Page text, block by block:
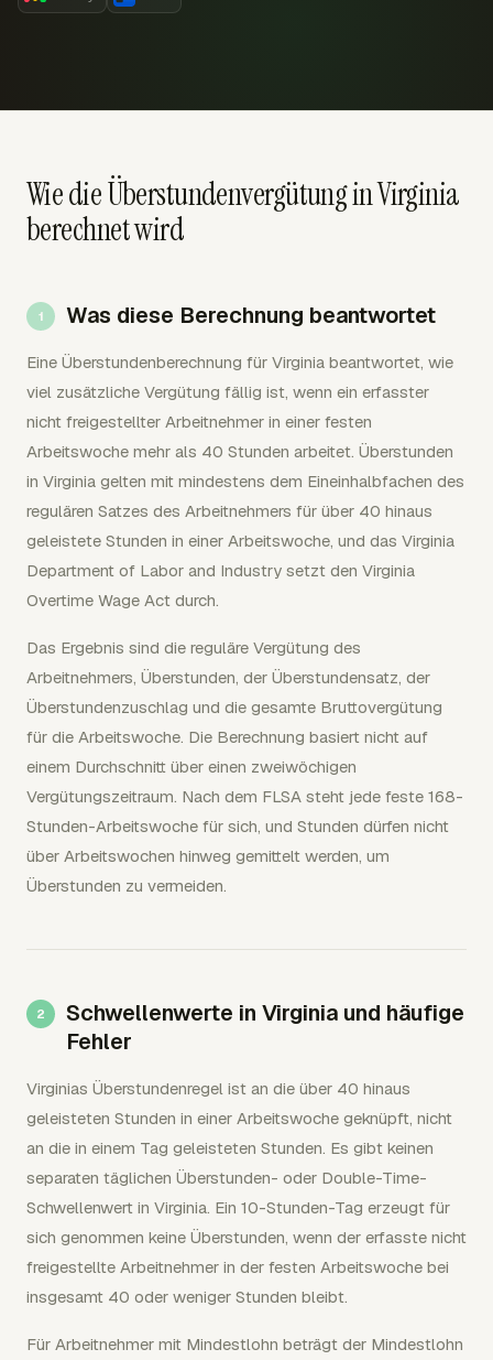
Wie die Überstundenvergütung in Virginia
berechnet wird
Was diese Berechnung beantwortet
Eine Überstundenberechnung für Virginia beantwortet, wie
viel zusätzliche Vergütung fällig ist, wenn ein erfasster
nicht freigestellter Arbeitnehmer in einer festen
Arbeitswoche mehr als 40 Stunden arbeitet. Überstunden
in Virginia gelten mit mindestens dem Eineinhalbfachen des
regulären Satzes des Arbeitnehmers für über 40 hinaus
geleistete Stunden in einer Arbeitswoche, und das Virginia
Department of Labor and Industry setzt den Virginia
Overtime Wage Act durch.
Das Ergebnis sind die reguläre Vergütung des
Arbeitnehmers, Überstunden, der Überstundensatz, der
Überstundenzuschlag und die gesamte Bruttovergütung
für die Arbeitswoche. Die Berechnung basiert nicht auf
einem Durchschnitt über einen zweiwöchigen
Vergütungszeitraum. Nach dem FLSA steht jede feste 168-
Stunden-Arbeitswoche für sich, und Stunden dürfen nicht
über Arbeitswochen hinweg gemittelt werden, um
Überstunden zu vermeiden.
Schwellenwerte in Virginia und häufige
Fehler
Virginias Überstundenregel ist an die über 40 hinaus
geleisteten Stunden in einer Arbeitswoche geknüpft, nicht
an die in einem Tag geleisteten Stunden. Es gibt keinen
separaten täglichen Überstunden- oder Double-Time-
Schwellenwert in Virginia. Ein 10-Stunden-Tag erzeugt für
sich genommen keine Überstunden, wenn der erfasste nicht
freigestellte Arbeitnehmer in der festen Arbeitswoche bei
insgesamt 40 oder weniger Stunden bleibt.
Für Arbeitnehmer mit Mindestlohn beträgt der Mindestlohn